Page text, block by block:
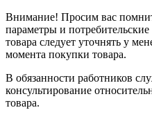
Внимание! Просим вас
параметры и
товара следует уточнять у
момента покупки товара.
В обязанности работников
консультирование
товара.